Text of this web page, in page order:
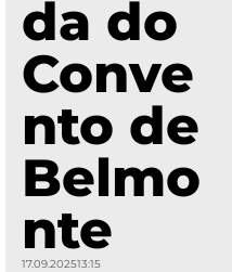
da do
Conve
nto de
Belmo
nte
17.09.202513:15